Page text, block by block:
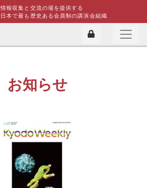
情報収集と交流の場を提供する
日本で最も歴史ある会員制の講演会組織
お知らせ